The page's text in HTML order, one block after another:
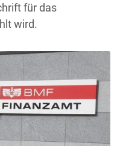
für das
wird.